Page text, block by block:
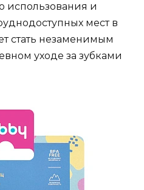
использования и
мест в
стать незаменимым
уходе за зубками